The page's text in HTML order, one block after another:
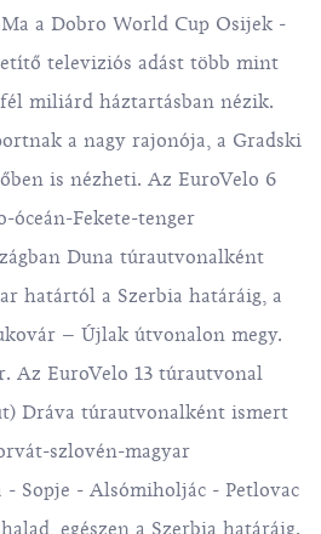
a Dobro World Cup Osijek‎ -
televiziós adást több mint
miliárd háztartásban nézik.
a nagy rajonója, a Gradski
is nézheti. Az EuroVelo 6
Fekete-tenger
Duna túrautvonalként
határtól a Szerbia határáig, a
– Újlak útvonalon megy.
Az EuroVelo 13 túrautvonal
Dráva túrautvonalként ismert
szlovén-magyar
Sopje - Alsómiholjác - Petlovac